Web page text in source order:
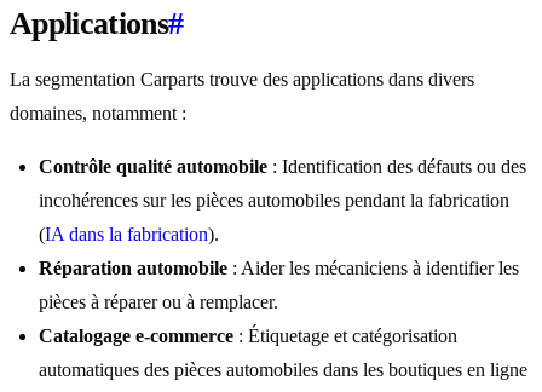
Applications#
La segmentation Carparts trouve des applications dans divers
domaines, notamment :
Contrôle qualité automobile : Identification des défauts ou des
incohérences sur les pièces automobiles pendant la fabrication
(IA dans la fabrication).
Réparation automobile : Aider les mécaniciens à identifier les
pièces à réparer ou à remplacer.
Catalogage e-commerce : Étiquetage et catégorisation
automatiques des pièces automobiles dans les boutiques en ligne